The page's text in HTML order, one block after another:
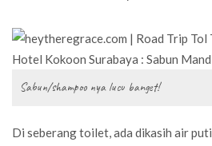
Sabun/shampoo nya lucu banget!
Di seberang toilet, ada dikasih air